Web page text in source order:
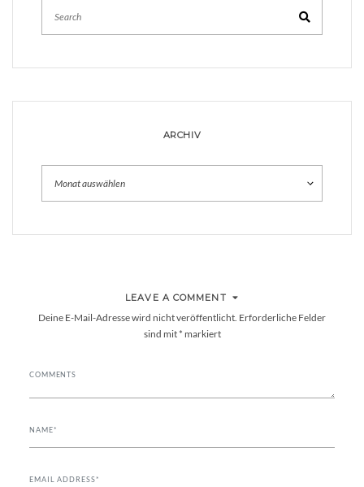
ARCHIV
LEAVE A COMMENT
Deine E-Mail-Adresse wird nicht veröffentlicht. Erforderliche Felder
sind mit* markiert